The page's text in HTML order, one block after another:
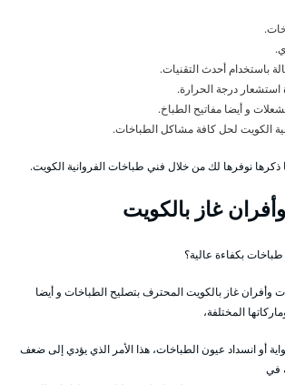
باستخدام أحدث التقنيات.
درجة الحرارة.
و أيضا مفاتيح الطباخ.
الكويت لحل كافة مشاكل الطباخات.
ذكرها نوفرها لك من خلال فني طباخات الفروانية الكويت.
غاز بالكويت
بكفاءة عالية؟
غاز بالكويت المحترف بتصليح الطباخات و أيضا
المختلفة،
أو انسداد عيون الطباخات، هذا الأمر الذي يؤدي إلى ضعف
في